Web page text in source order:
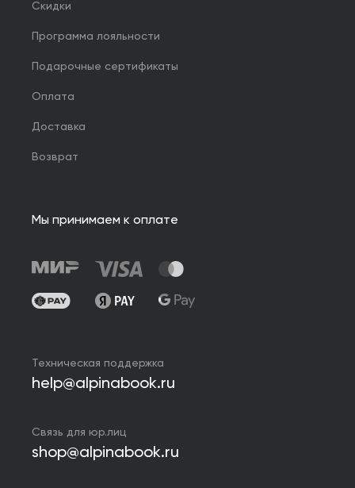
Скидки
Программа лояльности
Подарочные сертификаты
Оплата
Доставка
Возврат
Мы принимаем к оплате
Техническая поддержка
help@alpinabook.ru
Связь для юр.лиц
shop@alpinabook.ru